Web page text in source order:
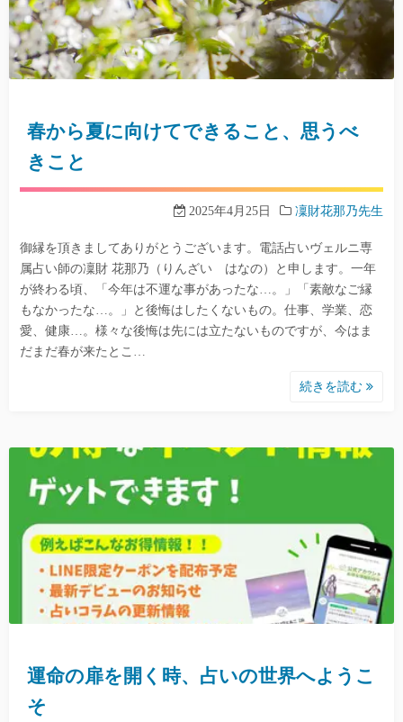
春から夏に向けてできること、思うべ
きこと
2025年4月25日 凜財花那乃先生
御縁を頂きましてありがとうございます。電話占いヴェルニ専
属占い師の凜財 花那乃（りんざい はなの）と申します。一年
が終わる頃、「今年は不運な事があったな…。」「素敵なご縁
もなかったな…。」と後悔はしたくないもの。仕事、学業、恋
愛、健康…。様々な後悔は先には立たないものですが、今はま
だまだ春が来たとこ…
続きを読む
運命の扉を開く時、占いの世界へようこ
そ